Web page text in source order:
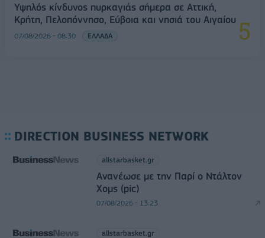
Υψηλός κίνδυνος πυρκαγιάς σήμερα σε Αττική,
Κρήτη, Πελοπόννησο, Εύβοια και νησιά του Αιγαίου
07/08/2026 - 08:30 ΕΛΛΑΔΑ
DIRECTION BUSINESS NETWORK
allstarbasket.gr
Ανανέωσε με την Παρί ο Ντάλτον
Χομς (pic)
07/08/2026 - 13:23
allstarbasket.gr